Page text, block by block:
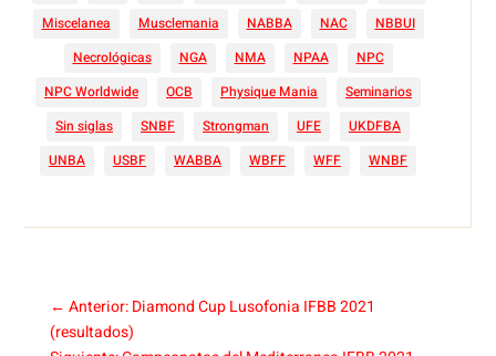
Miscelanea
Musclemania NABBA NAC
NBBUI
Necrológicas
NGA NMA NPAA
NPC
NPC Worldwide
OCB Physique Mania
Seminarios
Sin siglas
SNBF Strongman UFE
UKDFBA
UNBA
USBF WABBA WBFF WFF WNBF
← Anterior: Diamond Cup Lusofonia IFBB 2021
(resultados)